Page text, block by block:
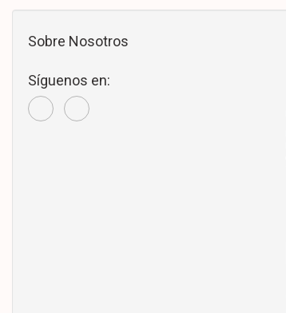
Sobre Nosotros
Síguenos en: